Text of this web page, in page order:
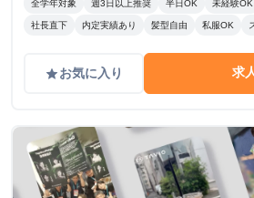
全学年対象 週3日以上推奨 半日OK 未経験OK
社長直下 内定実績あり 髪型自由 私服OK
gradeお気に入り 求